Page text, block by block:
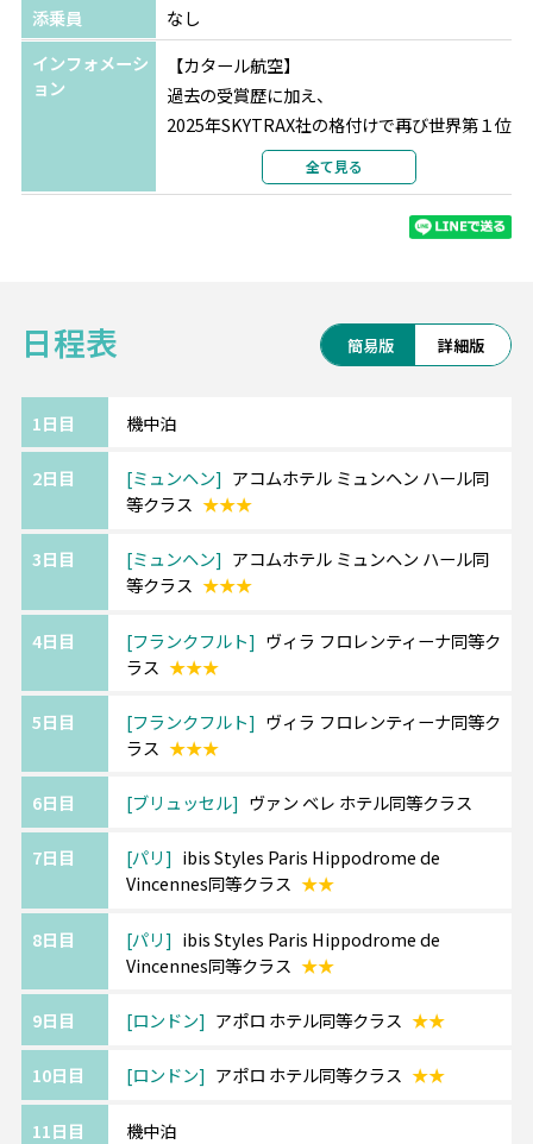
利用形態
部屋カテゴリ
指定なし
ブリュッセル ヴァン ベレ ホテル
選択条件
同等クラス
ツインまたはダブル
2名1室利用
ツインまたはダブル
2名1室利用
選択条件
同等クラス
部屋タイプ
部屋カテゴリ
指定なし
添乗員
なし
インフォメーシ
ョン
【カタール航空】
過去の受賞歴に加え、
2025年SKYTRAX社の格付けで再び世界第１位
に輝いたカタール航空。
最新鋭の機材、最高の機内サービス、一流シ
最先端のエンターテインメントをお楽しみく
【人気5都市を列車で周遊】
ドイツでは、観光の起点にもなるミュンヘ
美食の国ベルギーの首都ブリュッセル、芸術
最後はアートや伝統を楽しめるロンドンに立
ち寄る欲張りプランです。
《ご利用ホテルについて》
ホテルは価額重視のクラスとなります。
追加料金にて移動・観光に便利な中心エリア
へのグレードアップや
《ツアーアレンジが得意です！》
更、
ください。
全て見る
日程表 簡易版 詳細版
1日目 機中泊
2日目 ミュンヘン
アコムホテル ミュンヘン ハール同
等クラス ★★★
3日目 ミュンヘン
アコムホテル ミュンヘン ハール同
等クラス ★★★
4日目 フランクフルト
ヴィラ フロレンティーナ同等ク
ラス ★★★
5日目 フランクフルト
ヴィラ フロレンティーナ同等ク
ラス ★★★
6日目 ブリュッセル ヴァン ベレ ホテル同等クラス
7日目 パリ
ibis Styles Paris Hippodrome de
Vincennes同等クラス ★★
8日目 パリ
ibis Styles Paris Hippodrome de
Vincennes同等クラス ★★
9日目 ロンドン アポロ ホテル同等クラス ★★
10日目 ロンドン アポロ ホテル同等クラス ★★
11日目 機中泊